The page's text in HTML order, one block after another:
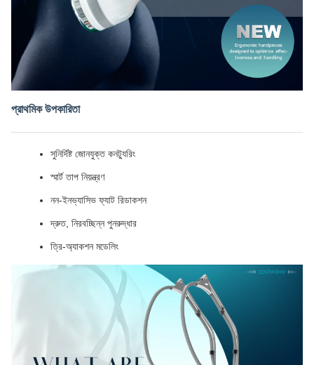
প্রাথমিক উপকারিতা
সুনির্দিষ্ট জোনযুক্ত কনট্যুরিং
স্মার্ট তাপ নিয়ন্ত্রণ
নন-ইনভ্যাসিভ ফ্যাট রিডাকশন
দ্রুত, নিরবচ্ছিন্ন পুনরুদ্ধার
ত্রি-অ্যাকশন মডেলিং